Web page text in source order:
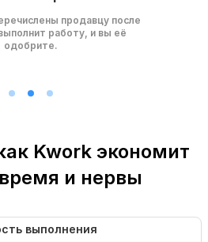
продавцу после
работу, и вы её
одобрите.
Kwork экономит
и нервы
выполнения